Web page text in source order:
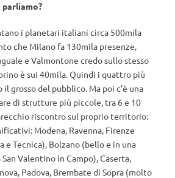
i planetari italiani circa 500mila
che Milano fa 130mila presenze,
e Valmontone credo sullo stesso
è sui 40mila. Quindi i quattro più
grosso del pubblico. Ma poi c’è una
di strutture più piccole, tra 6 e 10
riscontro sul proprio territorio:
Modena, Ravenna, Firenze
e Tecnica), Bolzano (bello e in una
San Valentino in Campo), Caserta,
Padova, Brembate di Sopra (molto